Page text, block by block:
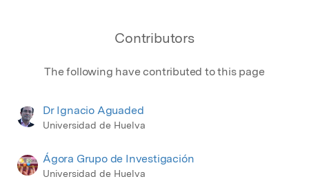
Contributors
The following have contributed to this page
Dr Ignacio Aguaded
Universidad de Huelva
Ágora Grupo de Investigación
Universidad de Huelva